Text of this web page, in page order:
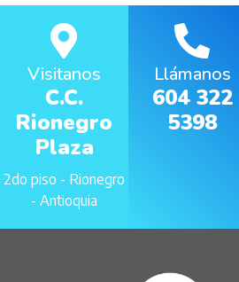
Visitanos
C.C.
Rionegro
Plaza
2do piso - Rionegro
- Antioquia
Llámanos
604 322
5398